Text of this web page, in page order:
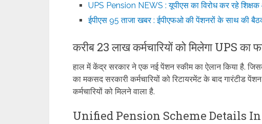
UPS Pension NEWS : यूपीएस का विरोध कर रहे शिक्षक
ईपीएस 95 ताजा खबर : ईपीएफओ की पेंशनरों के साथ की
करीब 23 लाख कर्मचारियों को मिलेगा UPS का
हाल में केंद्र सरकार ने एक नई पेंशन स्कीम का ऐलान किया है.
का मकसद सरकारी कर्मचार‍ियों को रिटायरमेंट के बाद गारंटीड
कर्मचारियों को मिलने वाला है.
Unified Pension Scheme Details